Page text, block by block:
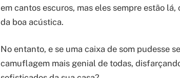
em cantos escuros, mas eles sempre estão
da boa acústica.
No entanto, e se uma caixa de som pudesse
camuflagem mais genial de todas,